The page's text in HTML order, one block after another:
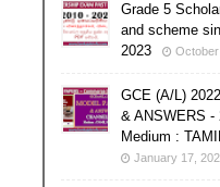
Grade 5
and scheme
2023
GCE (A/L)
& ANSWERS -
Medium :
January 17,